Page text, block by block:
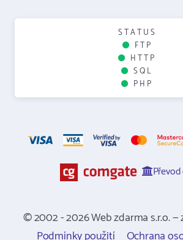
STATUS
FTP
HTTP
SQL
PHP
© 2002 - 2026 Web zdarma s.r.o.